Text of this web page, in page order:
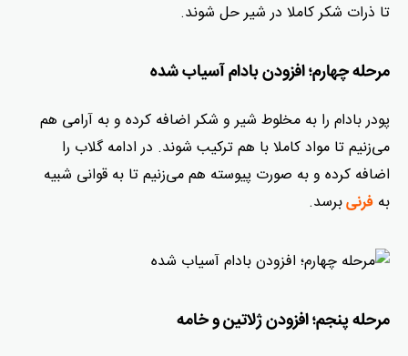
تا ذرات شکر کاملا در شیر حل شوند.
مرحله چهارم؛ افزودن بادام آسیاب‌ شده
پودر بادام را به مخلوط شیر و شکر اضافه کرده و به آرامی هم
می‌زنیم تا مواد کاملا با هم ترکیب شوند. در ادامه گلاب را
اضافه کرده و به صورت پیوسته هم می‌زنیم تا به قوانی شبیه
به فرنیبرسد.
مرحله پنجم؛ افزودن ژلاتین و خامه